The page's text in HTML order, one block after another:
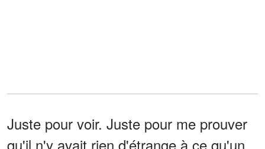
Juste pour voir. Juste pour me prouver
qu'il n'y avait rien d'étrange à ce qu'un